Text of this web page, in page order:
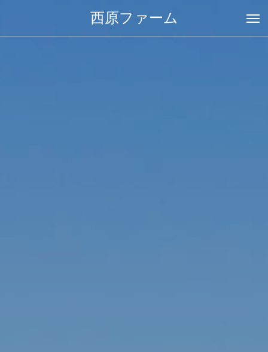
西原ファーム